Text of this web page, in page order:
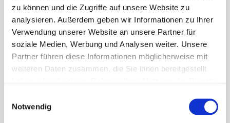
zu können und die Zugriffe auf unsere Website zu
analysieren. Außerdem geben wir Informationen zu Ihrer
Verwendung unserer Website an unsere Partner für
soziale Medien, Werbung und Analysen weiter. Unsere
Partner führen diese Informationen möglicherweise mit
weiteren Daten zusammen, die Sie ihnen bereitgestellt
Notwendig
wurde zu 100 % erfüllt; noch viel mehr, da wir sogar im
Sala Berlin ein wenig VIP-Luft schnuppern durften -